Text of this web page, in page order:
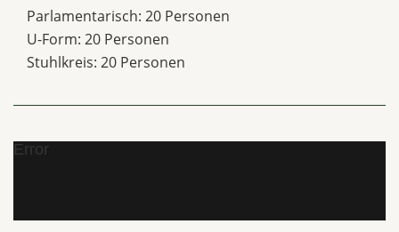
Parlamentarisch: 20 Personen
U-Form: 20 Personen
Stuhlkreis: 20 Personen
Error